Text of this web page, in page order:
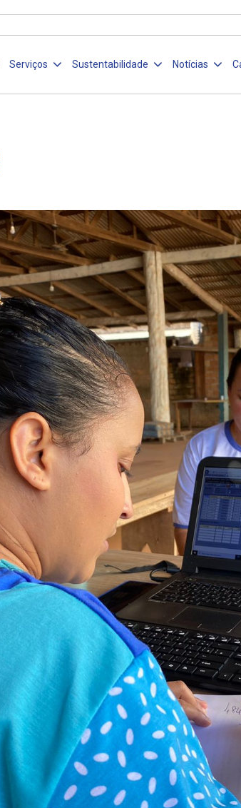
Serviços Sustentabilidade Notícias